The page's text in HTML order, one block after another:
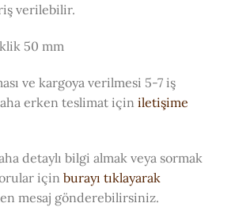
verilebilir.
50 mm
ve kargoya verilmesi 5-7 iş
erken teslimat için iletişime
detaylı bilgi almak veya sormak
için burayı tıklayarak
mesaj gönderebilirsiniz.